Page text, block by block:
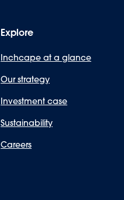
Explore
Inchcape at a glance
Our strategy
Investment case
Sustainability
Careers